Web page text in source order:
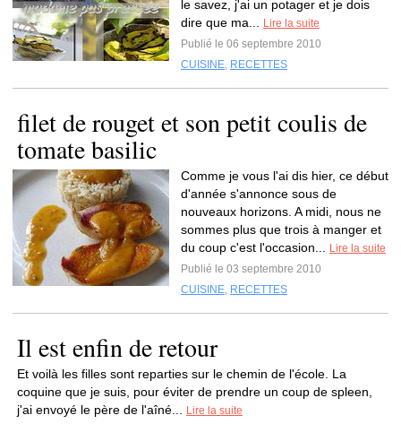
le savez, j'ai un potager et je dois
dire que ma...
Lire la suite
Publié le 06 septembre 2010
CUISINE, RECETTES
filet de rouget et son petit coulis de
tomate basilic
Comme je vous l'ai dis hier, ce début
d'année s'annonce sous de
nouveaux horizons. A midi, nous ne
sommes plus que trois à manger et
du coup c'est l'occasion...
Lire la suite
Publié le 03 septembre 2010
CUISINE, RECETTES
Il est enfin de retour
Et voilà les filles sont reparties sur le chemin de l'école. La
coquine que je suis, pour éviter de prendre un coup de spleen,
j'ai envoyé le père de l'aîné...
Lire la suite